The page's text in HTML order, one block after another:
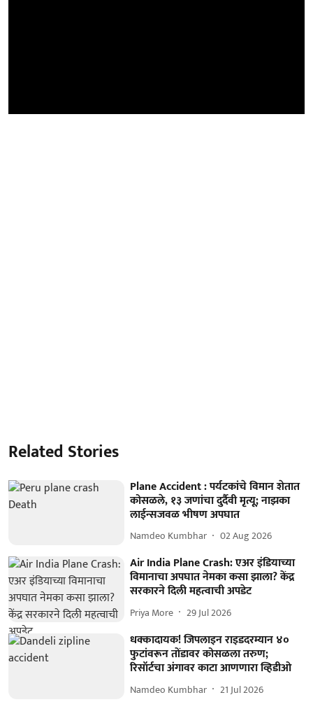
Related Stories
Plane Accident : पर्यटकांचे विमान शेतात
कोसळले, १३ जणांचा दुर्दैवी मृत्यू; नाझका
लाईन्सजवळ भीषण अपघात
Namdeo Kumbhar 02 Aug 2026
Air India Plane Crash: एअर इंडियाच्या
विमानाचा अपघात नेमका कसा झाला? केंद्र
सरकारने दिली महत्वाची अपडेट
Priya More 29 Jul 2026
धक्कादायक! जिपलाइन राइडदरम्यान ४०
फुटांवरून तोंडावर कोसळला तरुण;
रिसॉर्टचा अंगावर काटा आणणारा व्हिडीओ
Namdeo Kumbhar 21 Jul 2026